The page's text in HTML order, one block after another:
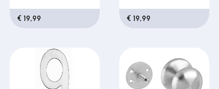
€ 19,99 € 19,99